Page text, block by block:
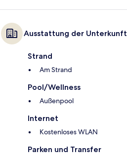
Ausstattung der Unterkunft
Strand
Am Strand
Pool/Wellness
Außenpool
Internet
Kostenloses WLAN
Parken und Transfer